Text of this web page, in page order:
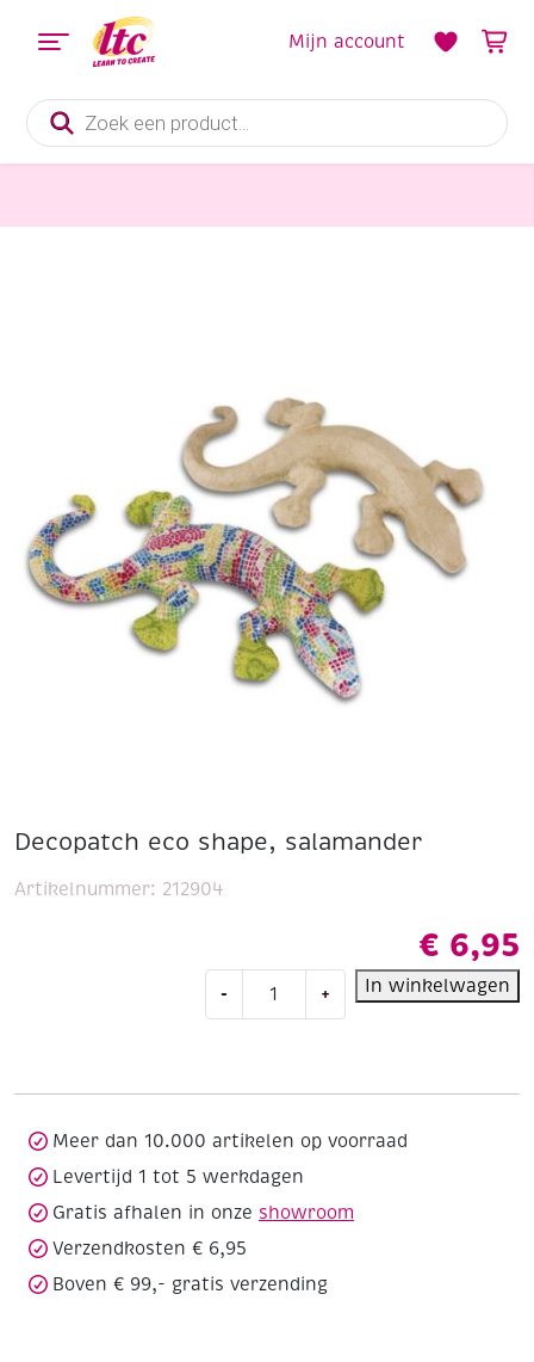
Producten
zoeken
Mijn account
Decopatch eco shape, salamander
€ 6,95
- + In winkelwagen
Artikelnummer: 212904
Meer dan 10.000 artikelen op voorraad
Levertijd 1 tot 5 werkdagen
Gratis afhalen in onze showroom
Verzendkosten € 6,95
Boven € 99,- gratis verzending